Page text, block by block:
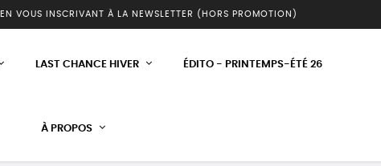
EN VOUS INSCRIVANT À LA NEWSLETTER (HORS PROMOTION)
LAST CHANCE HIVER ÉDITO - PRINTEMPS-ÉTÉ 26
À PROPOS